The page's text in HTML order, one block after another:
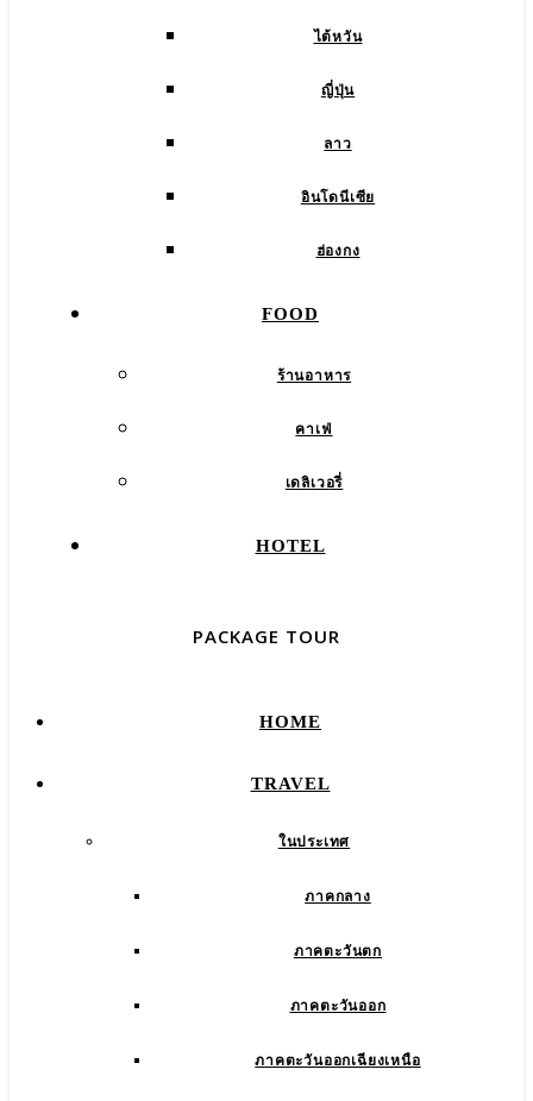
ไต้หวัน
ญี่ปุ่น
ลาว
อินโดนีเซีย
ฮ่องกง
FOOD
ร้านอาหาร
คาเฟ่
เดลิเวอรี่
HOTEL
PACKAGE TOUR
HOME
TRAVEL
ในประเทศ
ภาคกลาง
ภาคตะวันตก
ภาคตะวันออก
ภาคตะวันออกเฉียงเหนือ